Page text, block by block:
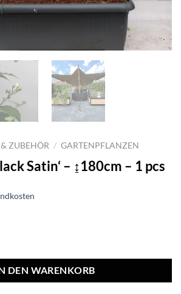
ZUBEHÖR / GARTENPFLANZEN
Satin‘ – ↨180cm – 1 pcs
DEN WARENKORB